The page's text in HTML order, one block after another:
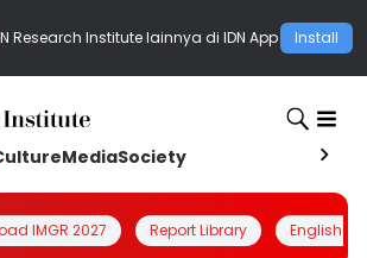
Research Institutelainnya di IDN App Install
MediaSociety
IMGR 2027 Report Library English